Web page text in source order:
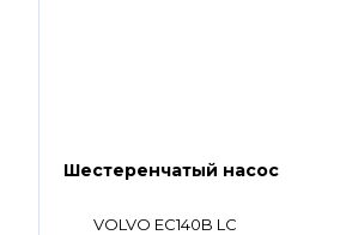
Шестеренчатый насос
VOLVO EC140B LC